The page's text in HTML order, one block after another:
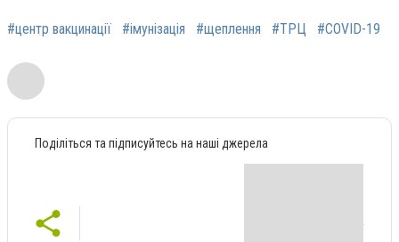
#центр вакцинації #імунізація #щеплення #ТРЦ #COVID-19
Поділіться та підписуйтесь на наші джерела